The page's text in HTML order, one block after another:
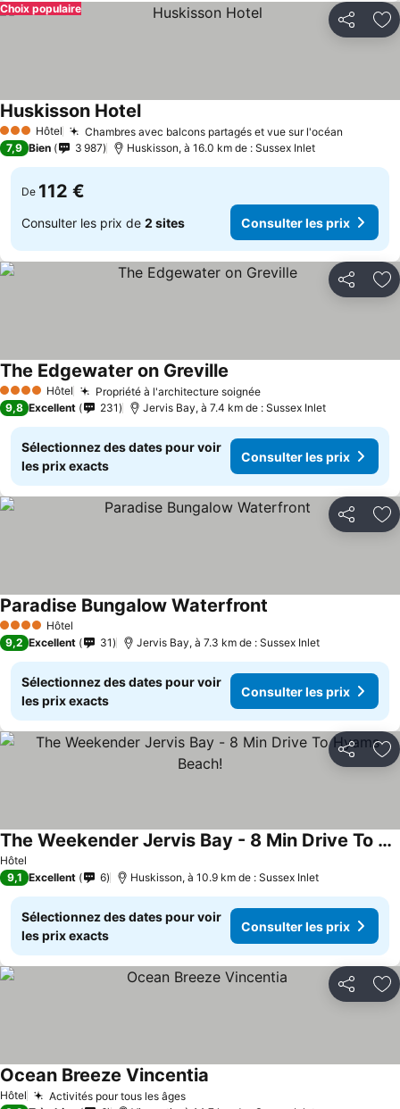
Partager
Choix populaire
3 ÉtoilesHôtel Chambres avec balcons partagés et vue sur l'océan
Huskisson HotelConsulter les prix
7,9 Bien 3 987 Huskisson, à 16.0 km de : Sussex Inlet
De 112 €
Consulter les prix de 2 sites Consulter les prix
Partager
4 Étoiles Hôtel Propriété à l'architecture soignéeConsulter les prix
The Edgewater on Greville
9,8 Excellent 231 Jervis Bay, à 7.4 km de : Sussex Inlet
Sélectionnez des dates pour voir
les prix exacts
Consulter les prix
Partager
4 Étoiles Hôtel
Paradise Bungalow Waterfront
9,2 Excellent 31 Jervis Bay, à 7.3 km de : Sussex Inlet
Sélectionnez des dates pour voir
les prix exacts
Consulter les prix
Partager
Hôtel
The Weekender Jervis Bay - 8 Min Drive To Hyams Beach!
Consulter les prix
9,1 Excellent 6 Huskisson, à 10.9 km de : Sussex Inlet
Sélectionnez des dates pour voir
les prix exacts
Consulter les prix
Partager
Hôtel Activités pour tous les âgesConsulter les prix
Ocean Breeze Vincentia